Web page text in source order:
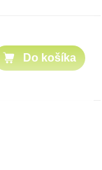
Do košíka